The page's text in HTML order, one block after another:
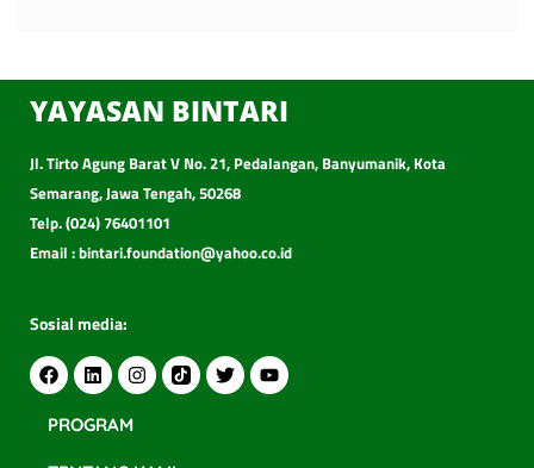
YAYASAN BINTARI
Jl. Tirto Agung Barat V No. 21, Pedalangan, Banyumanik, Kota
Semarang, Jawa Tengah, 50268
Telp. (024) 76401101
Email : bintari.foundation@yahoo.co.id
Sosial media:
PROGRAM